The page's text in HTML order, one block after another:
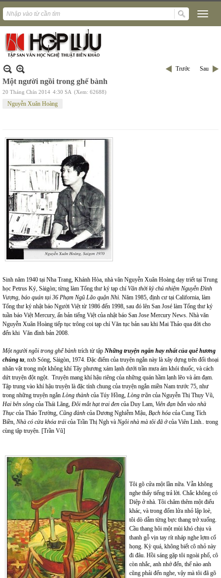
Trước Sau
Một người ngồi trong ghế bành
20 Tháng Chín 2014 4:30 SA (Xem: 62688)
Nguyễn Xuân Hoàng
Sinh năm 1940 tại Nha Trang, Khánh Hòa, nhà văn Nguyễn Xuân Hoàng dạy triết tại Trung
học Petrus Ký, Sàigòn; từng làm Tổng thư ký tạp chí Văn thời kỳ chủ nhiệm Nguyễn Đình
Vượng, báo quán tại 36 Phạm Ngũ Lão quận Nhì. Năm 1985, định cư tại California, làm
Tổng thư ký nhật báo Người Việt từ 1986 đến 1998, sau đó lên San José làm Tổng thư ký
tuần báo Việt Mercury, ấn bản tiếng Việt của nhật báo San Jose Mercury News. Nhà văn
Nguyễn Xuân Hoàng tiếp tục trông coi tạp chí Văn tục bản sau khi Mai Thảo qua đời cho
đến khi Văn đình bản 2008.
Một người ngồi trong ghế bành trích từ tập Những truyện ngắn hay nhất của quê hương
chúng ta, nxb Sóng, Sàigòn, 1974. Đặc điểm của truyện ngắn này là xây dựng trên đối thoại
nhân vật trong một không khí Tây phương xám lạnh dưới trần mưa ám khói thuốc, và cách
dứt truyện đột ngột. Truyện mang khí hậu riêng của những quán hầm lạnh lẽo và ảm đạm.
Tập trung vào khí hậu truyện là đặc tính chung của truyện ngắn miền Nam trước 75, như
trong những truyện ngắn Lòng thành của Túy Hồng, Lòng trần của Nguyễn Thị Thụy Vũ,
Hai bên sông của Thái Lãng, Đôi mắt hạt trai đen của Duy Lam, Viên đạn bắn vào nhà
Thụccủa Thảo Trường, Cũng đành của Dương Nghiễm Mậu, Bạch hóa của Cung Tích
Biền, Nhà có cửa khóa trái của Trần Thị Ngh và Ngôi nhà mà tôi đã ởcủa Viên Linh.. trong
cùng tập truyện. [Trần Vũ]
Tôi gõ cửa một lần nữa. Vẫn không
nghe thấy tiếng trả lời. Chắc không có
Diệp ở nhà. Tôi châm thêm một điếu
khác, và trong đốm lửa nhỏ lập loè,
tôi dò dẫm từng bực thang trở xuống.
Cầu thang hôi một mùi khó chịu và
thanh gỗ vịn tay rít nháp nghe lợm cổ
họng. Kỳ quá, không biết cô nhỏ này
đi đâu. Hồi sáng gặp tôi ngoài phố, cô
còn nhắc, anh nhớ đến, thế nào anh
cũng phải đến nghe, vậy mà tôi đã gõ